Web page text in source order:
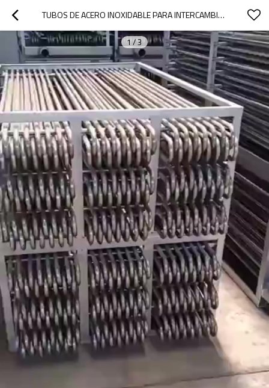
TUBOS DE ACERO INOXIDABLE PARA INTERCAMBIO DE CALOR MESCO STEEL
1/3